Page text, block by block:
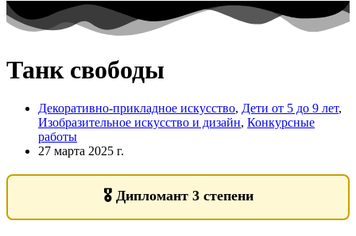
Танк свободы
Декоративно-прикладное искусство, Дети от 5 до 9 лет,
Изобразительное искусство и дизайн, Конкурсные
работы
27 марта 2025 г.
🎖️ Дипломант 3 степени